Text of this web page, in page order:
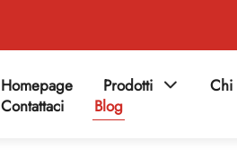
Homepage Prodotti Chi
Contattaci
Blog